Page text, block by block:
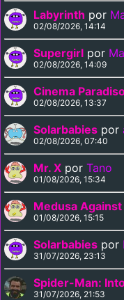
Labyrinth por
02/08/2026, 14:14
Supergirl por
02/08/2026, 14:09
Cinema
02/08/2026, 13:37
Solarbabies por
02/08/2026, 07:40
Mr. X por Tano
01/08/2026, 15:34
Medusa
01/08/2026, 15:15
Solarbabies por
31/07/2026, 23:13
Spider-Man:
31/07/2026, 21:53